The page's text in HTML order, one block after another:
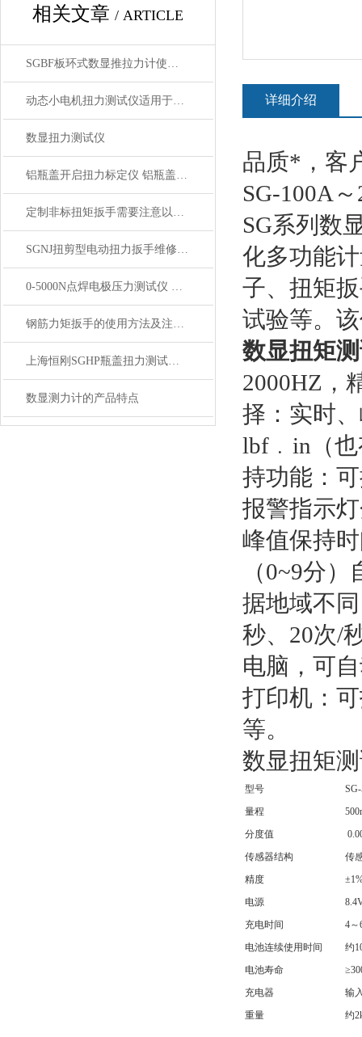
相关文章 / ARTICLE
SGBF板环式数显推拉力计使用前核心注意事项
动态小电机扭力测试仪适用于高转速或负载变化专用
数显扭力测试仪
铝瓶盖开启扭力标定仪 铝瓶盖数显扭力测试仪 电子扭矩测试仪
定制非标扭矩扳手需要注意以下几点
SGNJ扭剪型电动扭力扳手维修保养全攻略，延长寿命稳保精度
0-5000N点焊电极压力测试仪 汽车焊接电极压力检测仪
钢筋力矩扳手的使用方法及注意事项
上海恒刚SGHP瓶盖扭力测试仪技术参数深度解析
数显测力计的产品特点
详细介绍
品质*，客
SG-100A
SG系列数
化多功能
子、扭矩
试验等。
数显扭矩
2000HZ，
择：实时
lbf﹒in（
持功能：
报警指示
峰值保持
（0~9分
据地域不
秒、20次/
电脑，可
打印机：
等。
数显扭矩
型号
量程
分度值
传感器结构
传
精度
电源
充电时间
4～
电池连续使用时间
约
电池寿命
充电器
输
重量
约